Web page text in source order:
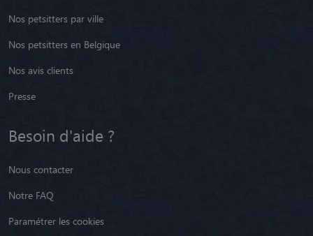
Nos petsitters par ville
Nos petsitters en Belgique
Nos avis clients
Presse
Besoin d'aide ?
Nous contacter
Notre FAQ
Paramétrer les cookies